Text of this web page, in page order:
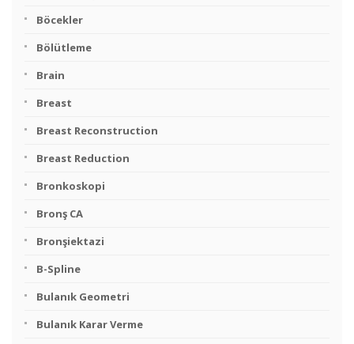
Böcekler
Bölütleme
Brain
Breast
Breast Reconstruction
Breast Reduction
Bronkoskopi
Bronş CA
Bronşiektazi
B-Spline
Bulanık Geometri
Bulanık Karar Verme